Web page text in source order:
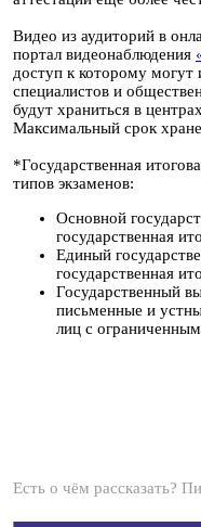
Видео из аудиторий в
портал видеонаблюдения
доступ к которому могут
специалистов и
будут храниться в
Максимальный срок
*Государственная
типов экзаменов:
Основной
государственная
Единый
государственная
Государственный
письменные и
лиц с
Есть о чём рассказать?